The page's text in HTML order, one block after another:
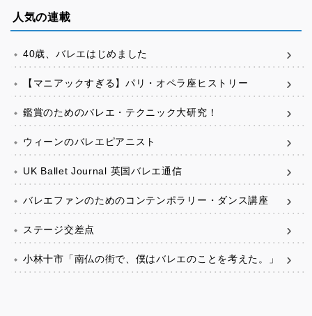
人気の連載
40歳、バレエはじめました
【マニアックすぎる】パリ・オペラ座ヒストリー
鑑賞のためのバレエ・テクニック大研究！
ウィーンのバレエピアニスト
UK Ballet Journal 英国バレエ通信
バレエファンのためのコンテンポラリー・ダンス講座
ステージ交差点
小林十市「南仏の街で、僕はバレエのことを考えた。」